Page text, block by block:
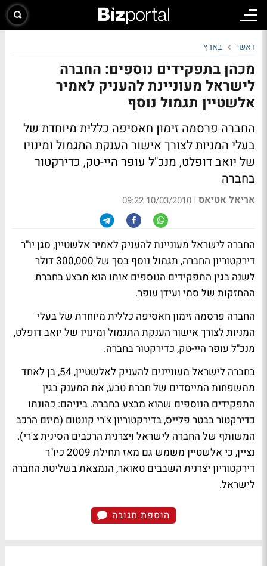
ראשי בארץ
מכהן בתפקידים נוספים: החברה
לישראל מעוניינת להעניק לאמיר
אלשטיין תגמול נוסף
החברה פרסמה זימון חאסיפה כללית מיוחדת של
בעלי המניות לצורך אישור הענקת התגמול ומינויו
של יואב דופלט, מנכ"ל עופר היי-טק, כדירקטור
בחברה
אריאל אטיאס |
10/03/2010 09:22
החברה לישראל מעוניינת להעניק לאמיר אלשטיין, סגן יו"ר
דירקטוריון החברה, תגמול נוסף בסך של 300,000 דולר
לשנה בגין התפקידים הנוספים אותו הוא מבצע בחברת
ההחזקות של סמי ועידן עופר.
החברה פרסמה זימון חאסיפה כללית מיוחדת של בעלי
המניות לצורך אישור הענקת התגמול ומינויו של יואב דופלט,
מנכ"ל עופר היי-טק, כדירקטור בחברה.
בחברה לישראל מעוניינים להעניק לאלשטיין, 54, בן לאחד
ממשפחות המייסדים של חברת טבע, את המענק בגין
התפקידים הנוספים שהוא מבצע בחברה. ביניהם: כהונתו
כדירקטור בבטר פלייס, בדירקטוריון צ'רי קונטום (מיזם הרכב
המשותף של החברה לישראל ויצרנית הרכבים הסינית צ'רי).
נציין, כי אלשטיין משמש גם מאז תחילת 2009 כיו"ר
דירקטוריון יצרנית השבבים טאואר, הנמצאת בשליטת החברה
לישראל.
הוספת תגובה